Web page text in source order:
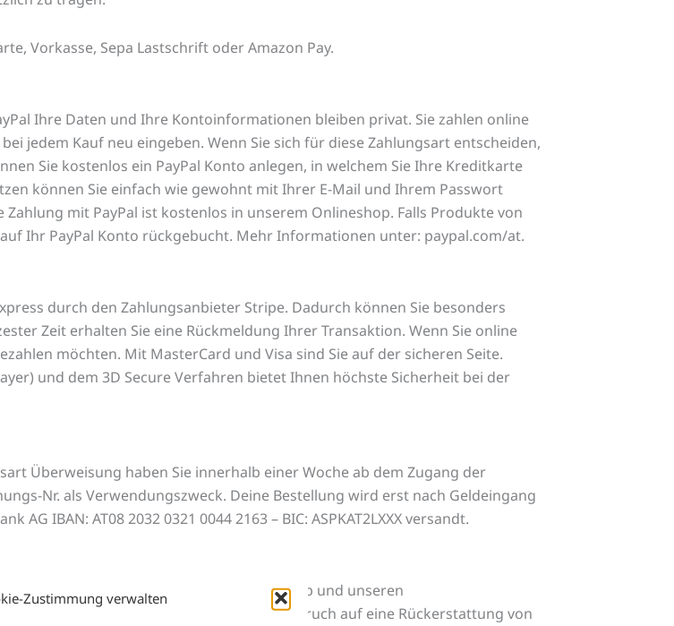
Zustimmung verwalten
Vorkasse, Sepa Lastschrift oder Amazon Pay.
Ihre Daten und Ihre Kontoinformationen bleiben privat. Sie zahlen online
jedem Kauf neu eingeben. Wenn Sie sich für diese Zahlungsart entscheiden,
Sie kostenlos ein PayPal Konto anlegen, in welchem Sie Ihre Kreditkarte
können Sie einfach wie gewohnt mit Ihrer E-Mail und Ihrem Passwort
mit PayPal ist kostenlos in unserem Onlineshop. Falls Produkte von
Ihr PayPal Konto rückgebucht. Mehr Informationen unter: paypal.com/at.
durch den Zahlungsanbieter Stripe. Dadurch können Sie besonders
Zeit erhalten Sie eine Rückmeldung Ihrer Transaktion. Wenn Sie online
möchten. Mit MasterCard und Visa sind Sie auf der sicheren Seite.
und dem 3D Secure Verfahren bietet Ihnen höchste Sicherheit bei der
Überweisung haben Sie innerhalb einer Woche ab dem Zugang der
Nr. als Verwendungszweck. Deine Bestellung wird erst nach Geldeingang
IBAN: AT08 2032 0321 0044 2163 – BIC: ASPKAT2LXXX versandt.
autorisierst du LebensForm Online-Shop und unseren
um dein Konto zu belasten. Du hast Anspruch auf eine Rückerstattung von